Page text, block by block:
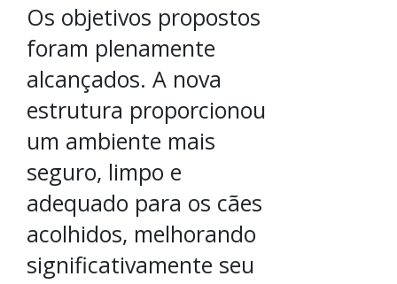
Os objetivos propostos
foram plenamente
alcançados. A nova
estrutura proporcionou
um ambiente mais
seguro, limpo e
adequado para os cães
acolhidos, melhorando
significativamente seu